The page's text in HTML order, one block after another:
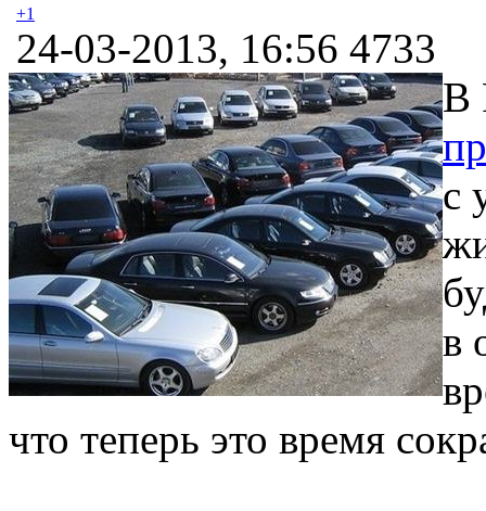
+1
24-03-2013, 16:56 4733
В
с
в
что теперь это время